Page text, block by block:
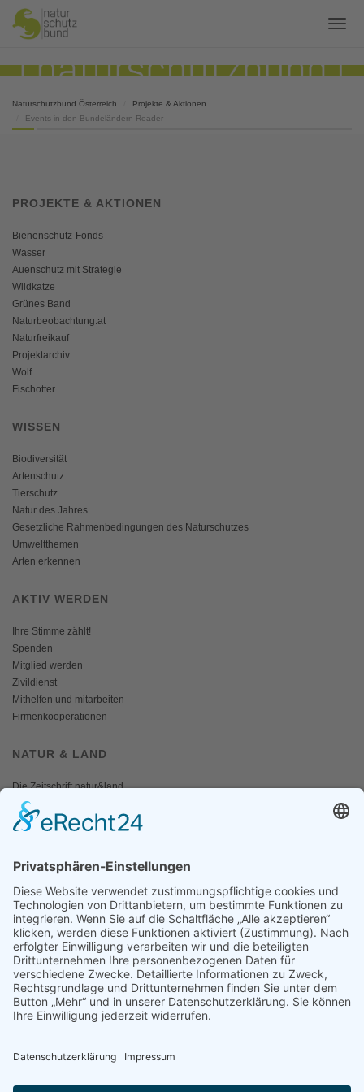
Naturschutzbund Österreich
Projekte & Aktionen
Events in den Bundeländern Reader
PROJEKTE & AKTIONEN
Bienenschutz-Fonds
Wasser
Auenschutz mit Strategie
Wildkatze
Grünes Band
Naturbeobachtung.at
Naturfreikauf
Projektarchiv
Wolf
Fischotter
WISSEN
Biodiversität
Artenschutz
Tierschutz
Natur des Jahres
Gesetzliche Rahmenbedingungen des Naturschutzes
Umweltthemen
Arten erkennen
AKTIV WERDEN
Ihre Stimme zählt!
Spenden
Mitglied werden
Zivildienst
Mithelfen und mitarbeiten
Firmenkooperationen
NATUR & LAND
Die Zeitschrift natur&land
Archiv
Mediadaten
Fotos und Logos
Presseaussendungen
Presse
Presseinformationen abonnieren
ÜBER UNS
Naturschutzbund
Naturschutzjugend